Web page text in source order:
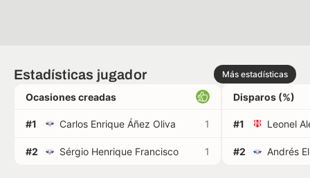
Estadísticas jugador Más estadísticas
Ocasiones creadas
#1 Carlos Enrique Áñez Oliva 1
#2 Sérgio Henrique Francisco 1
Disparos (%)
#1
#2 Andrés